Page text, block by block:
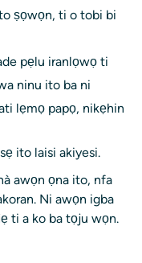
ṣọwọn, ti o tobi bi
pẹlu iranlọwọ ti
ninu ito ba ni
lẹmọ papọ, nikẹhin
ito laisi akiyesi.
awọn ọna ito, nfa
Ni awọn igba
ti a ko ba tọju wọn.